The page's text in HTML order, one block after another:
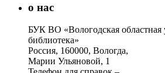
о нас
БУК ВО «Вологодская областная
библиотека»
Россия, 160000, Вологда,
Марии Ульяновой, 1